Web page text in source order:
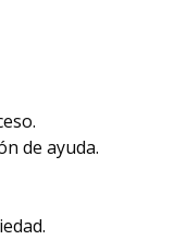
de ayuda.